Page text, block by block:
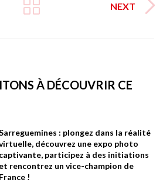
NEXT
À DÉCOUVRIR CE
: plongez dans la réalité
découvrez une expo photo
captivante, participez à des initiations
et rencontrez un vice-champion de
France !